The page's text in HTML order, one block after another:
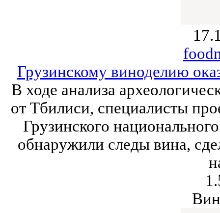
Грузинскому виноделию
В ходе анализа
от Тбилиси, специалисты
Грузинского
обнаружили следы вина,